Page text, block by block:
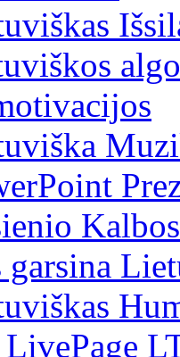
Kalbos
garsina